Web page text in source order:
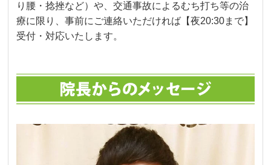
り腰・捻挫など）や、交通事故によるむち打ち等の治
療に限り、事前にご連絡いただければ【夜20:30まで】
受付・対応いたします。